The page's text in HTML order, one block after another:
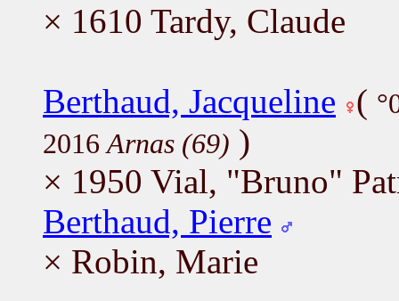
× 1610 Tardy, Claude
Berthaud, Jacqueline (
2016 Arnas (69) )
× 1950 Vial, "Bruno"
Berthaud, Pierre
× Robin, Marie